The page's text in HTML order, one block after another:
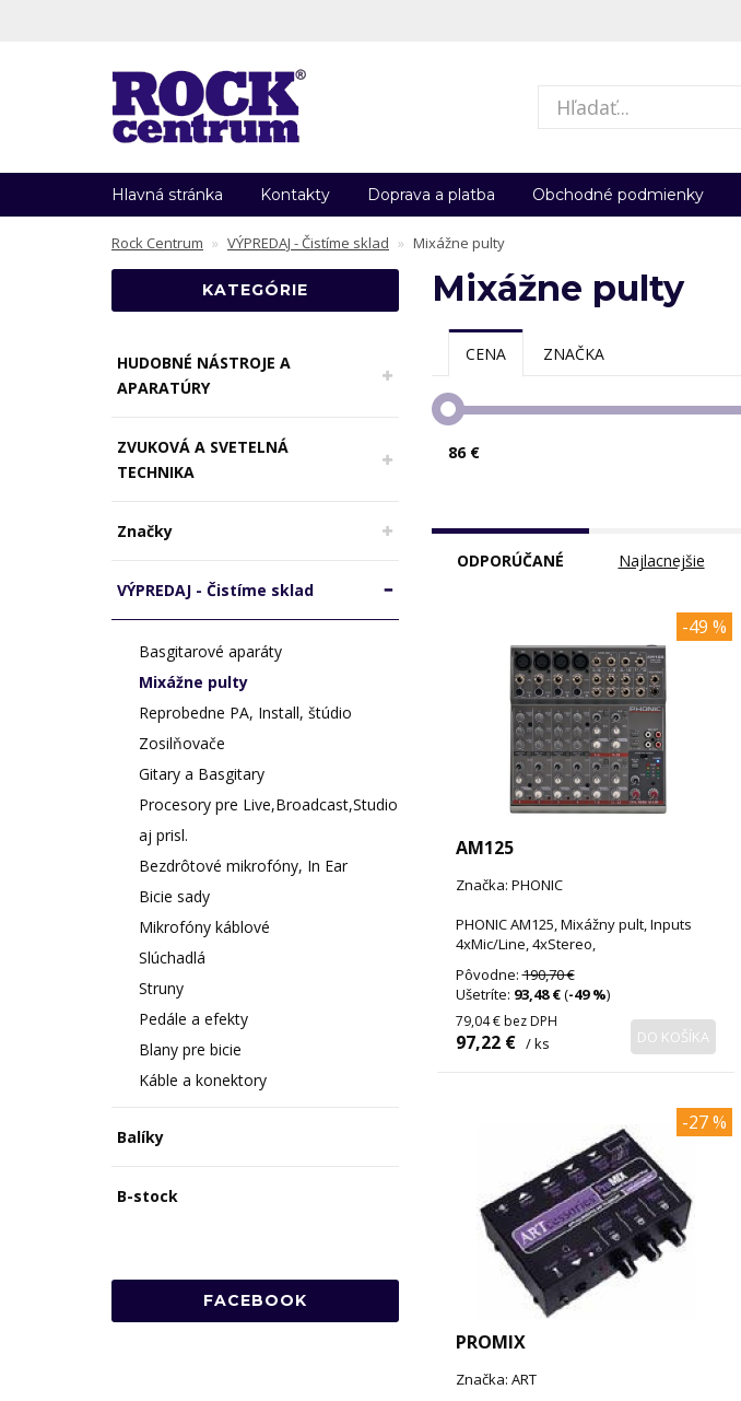
Hlavná stránka Kontakty Doprava a platba Obchodné podmienky
Rock Centrum VÝPREDAJ - Čistíme sklad Mixážne pulty
KATEGÓRIE
HUDOBNÉ NÁSTROJE A
APARATÚRY
ZVUKOVÁ A SVETELNÁ
TECHNIKA
Značky
VÝPREDAJ - Čistíme sklad
Basgitarové aparáty
Mixážne pulty
Reprobedne PA, Install, štúdio
Zosilňovače
Gitary a Basgitary
Procesory pre Live,Broadcast,Studio
aj prisl.
Bezdrôtové mikrofóny, In Ear
Bicie sady
Mikrofóny káblové
Slúchadlá
Struny
Pedále a efekty
Blany pre bicie
Káble a konektory
Balíky
B-stock
FACEBOOK
Mixážne pulty
CENA ZNAČKA
86 €
ODPORÚČANÉ Najlacnejšie
-49 %
AM125
Značka: PHONIC
PHONIC AM125, Mixážny pult, Inputs
4xMic/Line, 4xStereo,
Pôvodne:190,70 €
Ušetríte: 93,48 €(-49 %)
79,04 € bez DPH
97,22 € / ks DO KOŠÍKA
-27 %
PROMIX
Značka: ART